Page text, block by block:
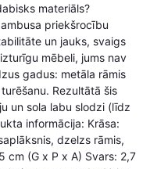
materiāls?
priekšrocību
un jauks, svaigs
mēbeli, jums nav
gadus: metāla rāmis
Rezultātā šis
un sola labu slodzi (līdz
informācija: Krāsa:
dzelzs rāmis,
cm (G x P x A) Svars: 2,7